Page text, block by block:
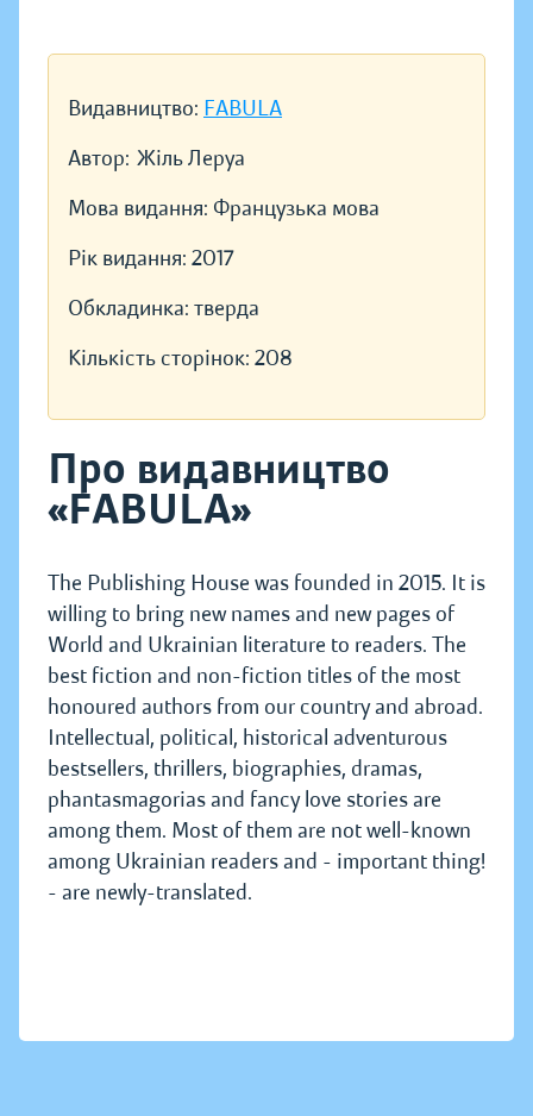
Видавництво: FABULA
Автор: Жіль Леруа
Мова видання: Французька мова
Рік видання: 2017
Обкладинка: тверда
Кількість сторінок: 208
Про видавництво
«FABULA»
The Publishing House was founded in 2015. It is
willing to bring new names and new pages of
World and Ukrainian literature to readers. The
best fiction and non-fiction titles of the most
honoured authors from our country and abroad.
Intellectual, political, historical adventurous
bestsellers, thrillers, biographies, dramas,
phantasmagorias and fancy love stories are
among them. Most of them are not well-known
among Ukrainian readers and - important thing!
- are newly-translated.